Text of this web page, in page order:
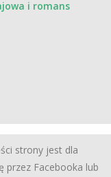
i romans
strony jest dla
przez Facebooka lub